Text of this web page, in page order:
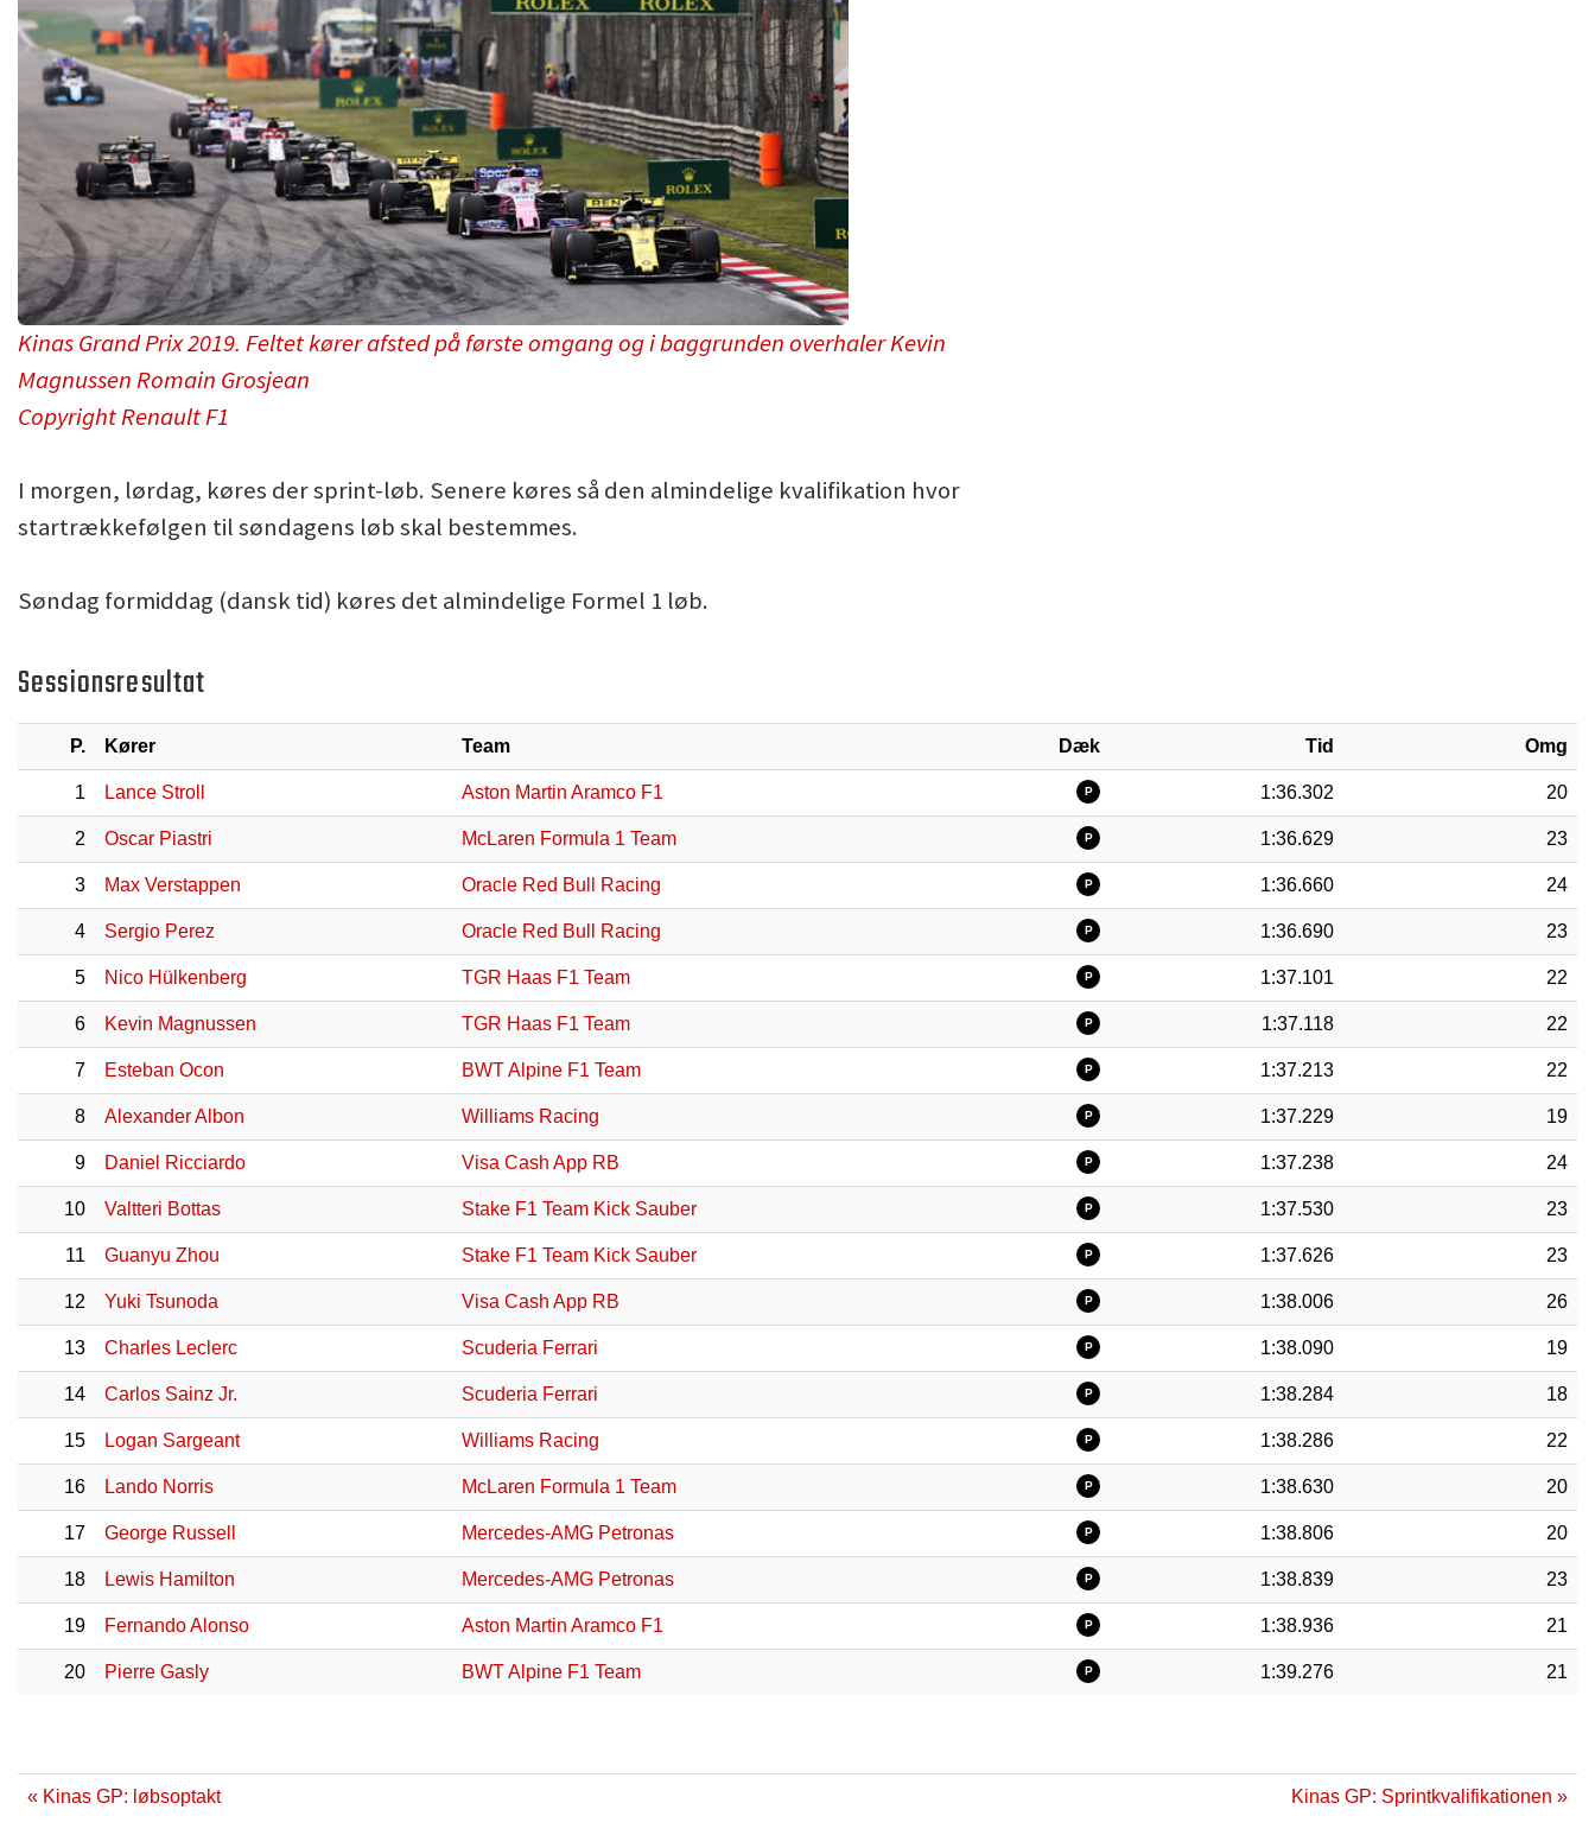
Kinas Grand Prix 2019. Feltet kører afsted på første omgang og i baggrunden overhaler Kevin
Magnussen Romain Grosjean
Copyright Renault F1
I morgen, lørdag, køres der sprint-løb. Senere køres så den almindelige kvalifikation hvor
startrækkefølgen til søndagens løb skal bestemmes.
Søndag formiddag (dansk tid) køres det almindelige Formel 1 løb.
Sessionsresultat
P. Kører Team Dæk Tid Omg
1 Lance Stroll Aston Martin Aramco F1 P 1:36.302 20
2 Oscar Piastri McLaren Formula 1 Team P 1:36.629 23
3 Max Verstappen Oracle Red Bull Racing P 1:36.660 24
4 Sergio Perez Oracle Red Bull Racing P 1:36.690 23
5 Nico Hülkenberg TGR Haas F1 Team P 1:37.101 22
6 Kevin Magnussen TGR Haas F1 Team P 1:37.118 22
7 Esteban Ocon BWT Alpine F1 Team P 1:37.213 22
8 Alexander Albon Williams Racing P 1:37.229 19
9 Daniel Ricciardo Visa Cash App RB P 1:37.238 24
10 Valtteri Bottas Stake F1 Team Kick Sauber P 1:37.530 23
11 Guanyu Zhou Stake F1 Team Kick Sauber P 1:37.626 23
12 Yuki Tsunoda Visa Cash App RB P 1:38.006 26
13 Charles Leclerc Scuderia Ferrari P 1:38.090 19
14 Carlos Sainz Jr. Scuderia Ferrari P 1:38.284 18
15 Logan Sargeant Williams Racing P 1:38.286 22
16 Lando Norris McLaren Formula 1 Team P 1:38.630 20
17 George Russell Mercedes-AMG Petronas P 1:38.806 20
18 Lewis Hamilton Mercedes-AMG Petronas P 1:38.839 23
19 Fernando Alonso Aston Martin Aramco F1 P 1:38.936 21
20 Pierre Gasly BWT Alpine F1 Team P 1:39.276 21
« Kinas GP: løbsoptakt Kinas GP: Sprintkvalifikationen »